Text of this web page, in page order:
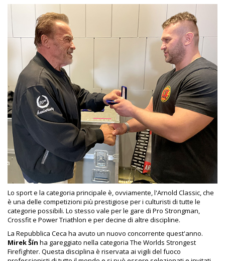
Lo sport e la categoria principale è, ovviamente, l'Arnold Classic, che
è una delle competizioni più prestigiose per i culturisti di tutte le
categorie possibili. Lo stesso vale per le gare di Pro Strongman,
Crossfit e Power Triathlon e per decine di altre discipline.
La Repubblica Ceca ha avuto un nuovo concorrente quest'anno.
Mirek Šín ha gareggiato nella categoria The Worlds Strongest
Firefighter. Questa disciplina è riservata ai vigili del fuoco